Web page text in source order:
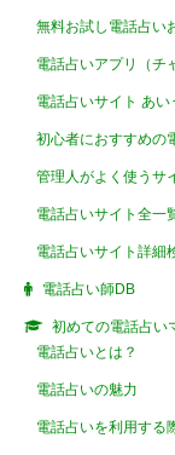
無料お試し電話占い
電話占いアプリ（チ
電話占いサイト あい
初心者におすすめの
管理人がよく使うサ
電話占いサイト全一
電話占いサイト詳細
電話占い師DB
初めての電話占い
電話占いとは？
電話占いの魅力
電話占いを利用する